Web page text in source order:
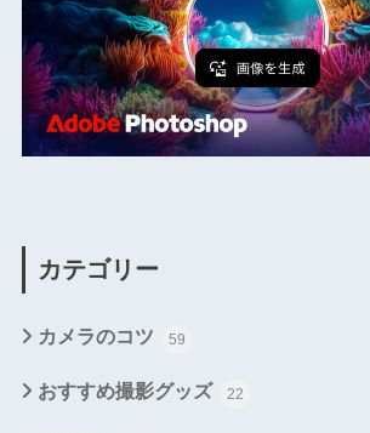
カテゴリー
カメラのコツ 59
おすすめ撮影グッズ 22